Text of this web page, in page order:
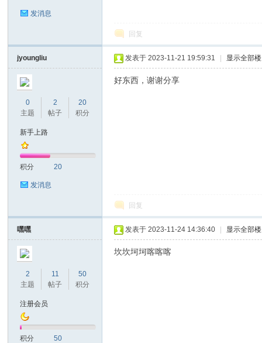
(C
发消息
回复
jyoungliu
0
主题
2
帖子
20
积分
新手上路
积分 20
发消息
发表于 2023-11-21 19:59:31 显示全部
好东西，谢谢分享
回复
嘿嘿
2
主题
11
帖子
50
积分
注册会员
积分 50
发表于 2023-11-24 14:36:40 显示全部
坎坎坷坷喀喀喀